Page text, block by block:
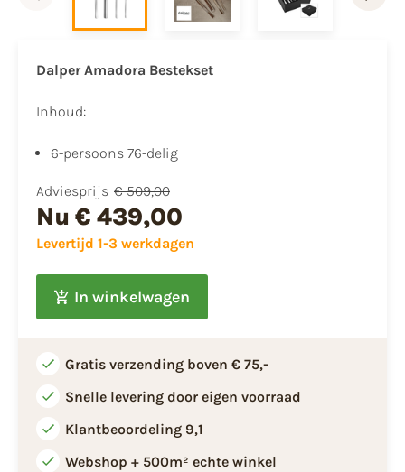
Dalper Amadora Bestekset
Inhoud:
​6-persoons 76-delig
Adviesprijs € 509,00
Nu € 439,00
Levertijd 1-3 werkdagen
In winkelwagen
Gratis verzending boven € 75,-
Snelle levering door eigen voorraad
Klantbeoordeling 9,1
Webshop + 500m² echte winkel